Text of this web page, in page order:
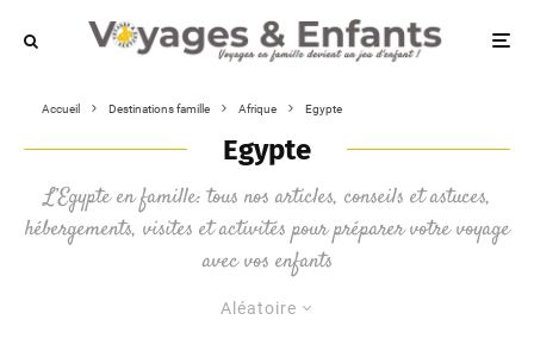
Accueil Destinations famille Afrique Egypte
Egypte
L’Egypte en famille: tous nos articles, conseils et astuces,
hébergements, visites et activités pour préparer votre voyage
avec vos enfants
Aléatoire